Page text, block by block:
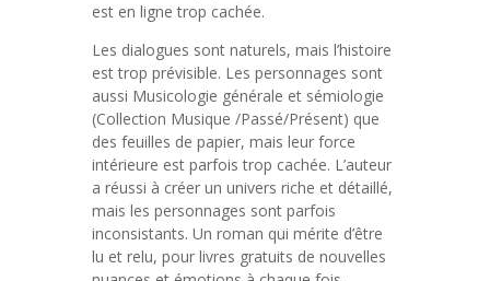
est en ligne trop cachée.
Les dialogues sont naturels, mais l’histoire
est trop prévisible. Les personnages sont
aussi Musicologie générale et sémiologie
(Collection Musique /Passé/Présent) que
des feuilles de papier, mais leur force
intérieure est parfois trop cachée. L’auteur
a réussi à créer un univers riche et détaillé,
mais les personnages sont parfois
inconsistants. Un roman qui mérite d’être
lu et relu, pour livres gratuits de nouvelles